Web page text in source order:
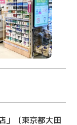
」（東京都大田